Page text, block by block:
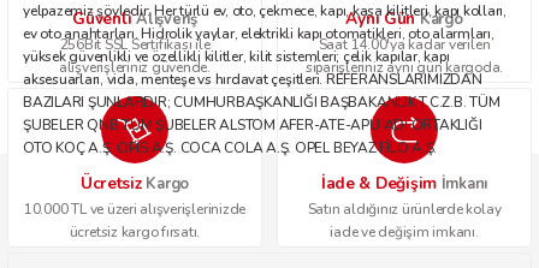
yelpazemiz şöyledir: Her türlü ev, oto, çekmece, kapı, kasa kilitleri, kapı kolları,
ev oto anahtarları. Hidrolik yaylar, elektrikli kapı otomatikleri, oto alarmları,
yüksek güvenlikli ve özellikli kilitler, kilit sistemleri; çelik kapılar, kapı
aksesuarları, vida, menteşe vs hırdavat çeşitleri. REFERANSLARIMIZDAN
BAZILARI ŞUNLARDIR; CUMHURBAŞKANLIĞI BAŞBAKANLIK T.C.Z.B. TÜM
ŞUBELER QNB TÜM ŞUBELER ALSTOM AFER-ATE-APU ADİ ORTAKLIĞI
OTO KOÇ A.Ş. OPİS A.Ş. COCA COLA A.Ş. OPEL BEYAZ FİLO A.Ş.
GüvenliAlışveriş
256Bit SSL Sertifikası ile
alışverişleriniz güvende.
Aynı GünKargo
Saat 14.00'ya kadar verilen
siparişleriniz aynı gün kargoda.
Ücretsiz Kargo
10.000 TL ve üzeri alışverişlerinizde
ücretsiz kargo fırsatı.
İade & Değişim İmkanı
Satın aldığınız ürünlerde kolay
iade ve değişim imkanı.